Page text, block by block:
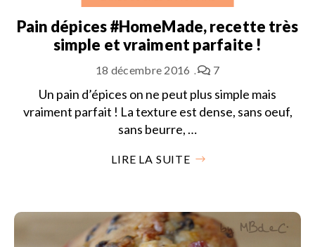
Pain dépices #HomeMade, recette très
simple et vraiment parfaite !
18 décembre 2016 7
Un pain d’épices on ne peut plus simple mais
vraiment parfait ! La texture est dense, sans oeuf,
sans beurre, …
LIRE LA SUITE